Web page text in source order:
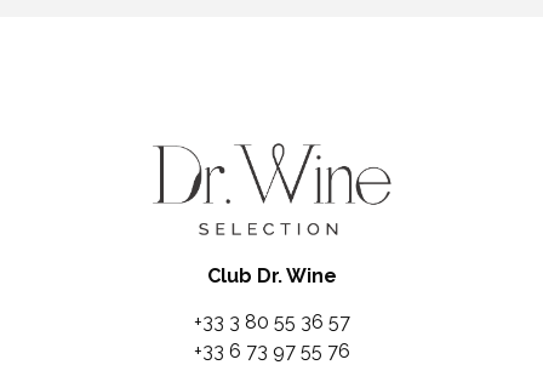
Club Dr. Wine
+33 3 80 55 36 57
+33 6 73 97 55 76